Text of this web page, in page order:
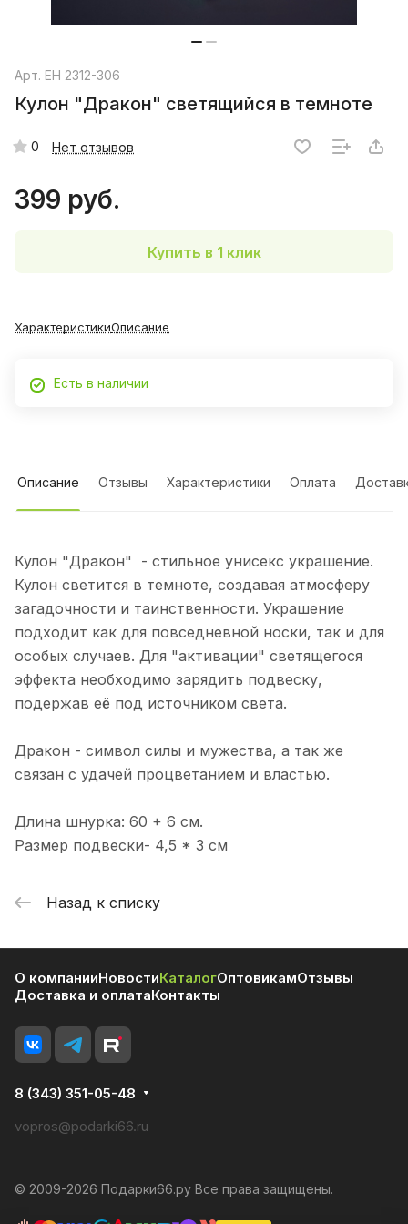
Арт. EH 2312-306
Кулон "Дракон" светящийся в темноте
0 Нет отзывов
399 руб.
Купить в 1 клик
ХарактеристикиОписание
Есть в наличии
Описание Отзывы Характеристики Оплата
Кулон "Дракон" - стильное унисекс украшение.
Кулон светится в темноте, создавая атмосферу
загадочности и таинственности. Украшение
подходит как для повседневной носки, так и для
особых случаев. Для "активации" светящегося
эффекта необходимо зарядить подвеску,
подержав её под источником света.
Дракон - символ силы и мужества, а так же
связан с удачей процветанием и властью.
Длина шнурка: 60 + 6 см.
Размер подвески- 4,5 * 3 см
Назад к списку
О компанииНовостиКаталогОптовикамОтзывы
Доставка и оплатаКонтакты
8 (343) 351-05-48
vopros@podarki66.ru
© 2009-2026 Подарки66.ру Все права защищены.